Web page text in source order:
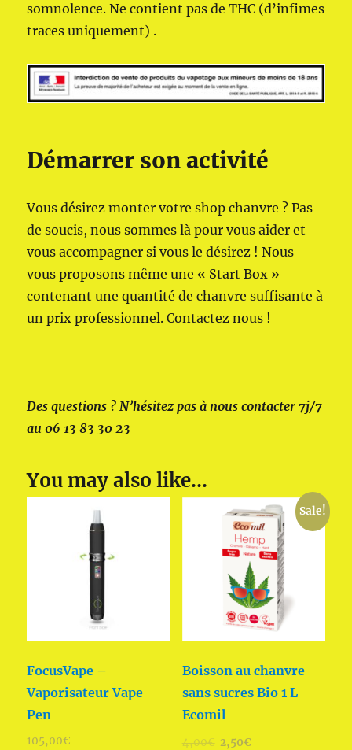
somnolence. Ne contient pas de THC (d’infimes
traces uniquement) .
Démarrer son activité
Vous désirez monter votre shop chanvre ? Pas
de soucis, nous sommes là pour vous aider et
vous accompagner si vous le désirez ! Nous
vous proposons même une « Start Box »
contenant une quantité de chanvre suffisante à
un prix professionnel. Contactez nous !
Des questions ? N’hésitez pas à nous contacter 7j/7
au 06 13 83 30 23
You may also like…
FocusVape –
Vaporisateur Vape
Pen
105,00€
Sale!
Boisson au chanvre
sans sucres Bio 1 L
Ecomil
4,00€ 2,50€